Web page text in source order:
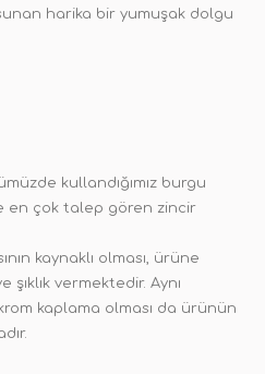
harika bir yumuşak dolgu
kullandığımız burgu
en çok talep gören zincir
kaynaklı olması, ürüne
şıklık vermektedir. Aynı
kaplama olması da ürünün